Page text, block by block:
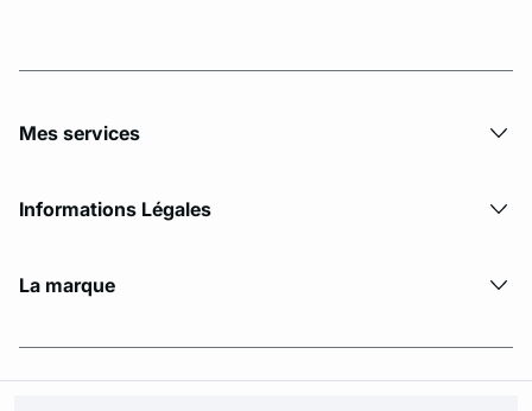
Mes services
Informations Légales
La marque